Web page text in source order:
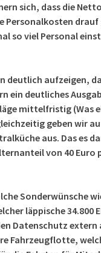
sich, dass die
drauf
so viel Personal
deutlich aufzeigen,
ein deutliches
mittelfristig (Was
geben wir
aus. Das es
von 40 Euro
Sonderwünsche
läppische 34.800
Datenschutz extern
Fahrzeugflotte,